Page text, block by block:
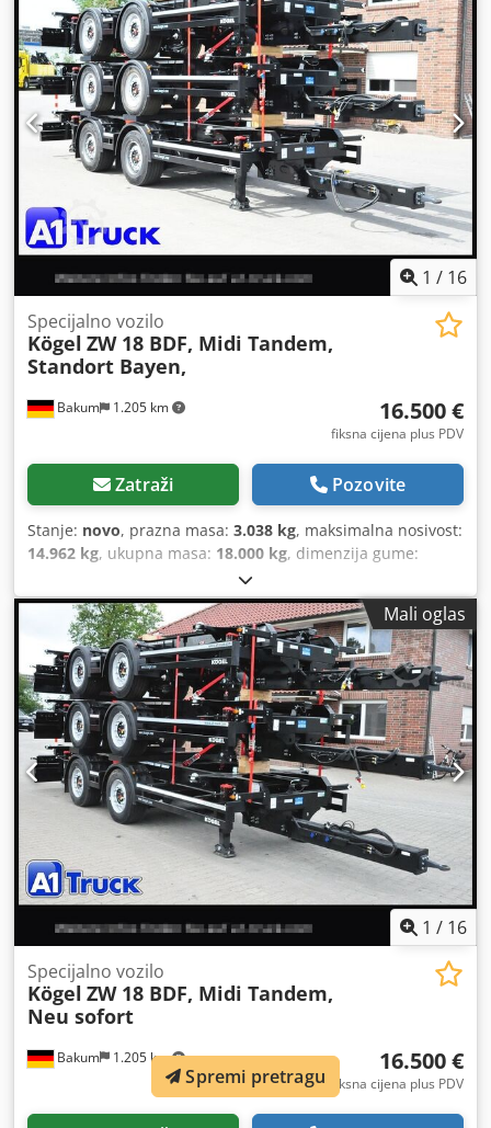
1 / 16
Bakum 1.205 km
Specijalno vozilo
Kögel ZW 18 BDF, Midi Tandem,
Standort Bayen,
16.500 €
fiksna cijena plus PDV
Zatraži Pozovite
Stanje: novo, prazna masa: 3.038 kg, maksimalna nosivost:
14.962 kg, ukupna masa: 18.000 kg, dimenzija gume:
100 postotak
osovina:2 osovine, međuosovinski razmak:6.260 mm,
crna, kabina vozača:dnevna kabina, emisijska klasa:
nijedan, ovjes:zrak, dimenzija prednje gume:385/55 22,5,
dimenzija stražnje gume:385/55 22,5, Oprema:ABS,
Mali oglas
1 / 16
Bakum 1.205 km
Specijalno vozilo
Kögel ZW 18 BDF, Midi Tandem,
Neu sofort
16.500 €
fiksna cijena plus PDV
Spremi pretragu